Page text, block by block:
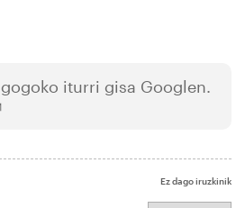
gogoko iturri gisa Googlen.
Ez dago iruzkinik